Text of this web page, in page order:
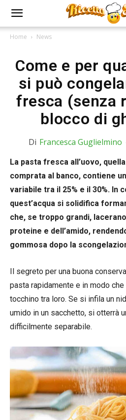
Home News
Come e per
si può
fresca (senza
blocco di
Di Francesca Guglielmino
La pasta fresca all’uovo,
comprata al banco, contiene
variabile tra il 25% e il 30%. In
quest’acqua si solidifica
che, se troppo grandi,
proteine e dell’amido,
gommosa dopo la
Il segreto per una buona
pasta rapidamente e in modo
tocchino tra loro. Se si infila un
umido in un sacchetto, si otterrà
difficilmente separabile.